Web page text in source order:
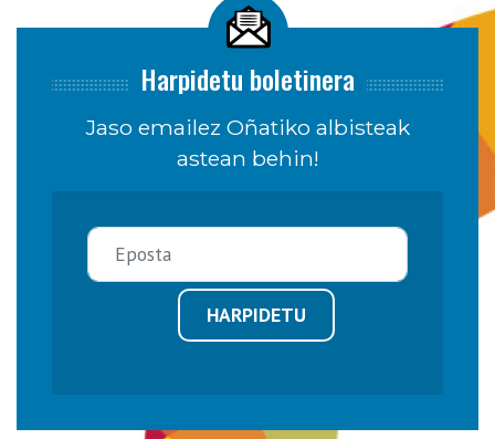
Harpidetu boletinera
Jaso emailez Oñatiko albisteak
astean behin!
HARPIDETU